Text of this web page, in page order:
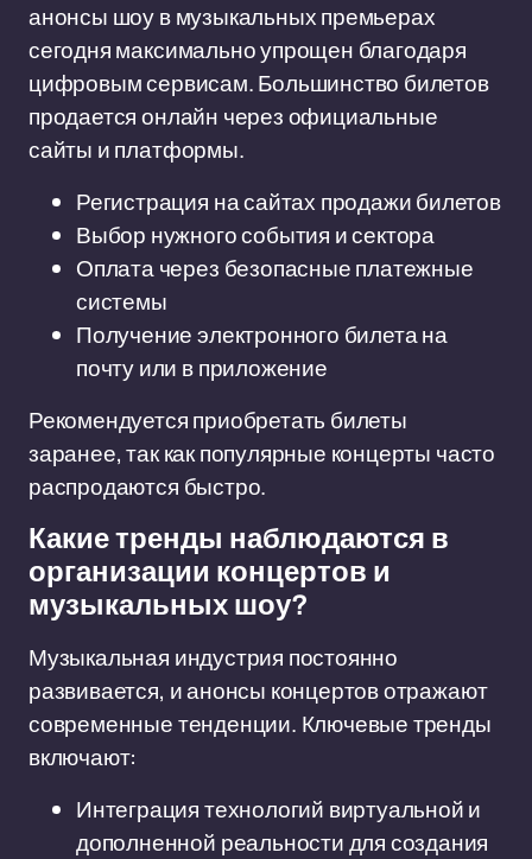
анонсы шоу в музыкальных премьерах
сегодня максимально упрощен благодаря
цифровым сервисам. Большинство билетов
продается онлайн через официальные
сайты и платформы.
Регистрация на сайтах продажи билетов
Выбор нужного события и сектора
Оплата через безопасные платежные
системы
Получение электронного билета на
почту или в приложение
Рекомендуется приобретать билеты
заранее, так как популярные концерты часто
распродаются быстро.
Какие тренды наблюдаются в
организации концертов и
музыкальных шоу?
Музыкальная индустрия постоянно
развивается, и анонсы концертов отражают
современные тенденции. Ключевые тренды
включают:
Интеграция технологий виртуальной и
дополненной реальности для создания